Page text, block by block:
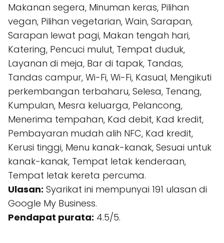
Makanan segera, Minuman keras, Pilihan
vegan, Pilihan vegetarian, Wain, Sarapan,
Sarapan lewat pagi, Makan tengah hari,
Katering, Pencuci mulut, Tempat duduk,
Layanan di meja, Bar di tapak, Tandas,
Tandas campur, Wi-Fi, Wi-Fi, Kasual, Mengikuti
perkembangan terbaharu, Selesa, Tenang,
Kumpulan, Mesra keluarga, Pelancong,
Menerima tempahan, Kad debit, Kad kredit,
Pembayaran mudah alih NFC, Kad kredit,
Kerusi tinggi, Menu kanak-kanak, Sesuai untuk
kanak-kanak, Tempat letak kenderaan,
Tempat letak kereta percuma.
Ulasan: Syarikat ini mempunyai 191 ulasan di
Google My Business.
Pendapat purata: 4.5/5.